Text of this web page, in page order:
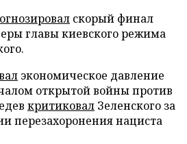
скорый финал
главы киевского режима
экономическое давление
открытой войны против
критиковал Зеленского за
перезахоронения нациста